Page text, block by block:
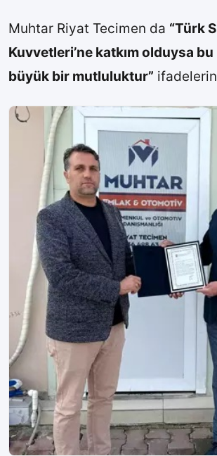
Muhtar Riyat Tecimen da “Türk
Kuvvetleri’ne katkım olduysa
büyük bir mutluluktur”